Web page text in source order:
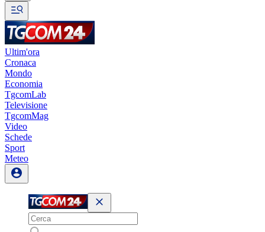
Ultim'ora
Cronaca
Mondo
Economia
TgcomLab
Televisione
TgcomMag
Video
Schede
Sport
Meteo